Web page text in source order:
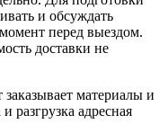
и обсуждать
перед выездом.
доставки не
материалы и
разгрузка адресная